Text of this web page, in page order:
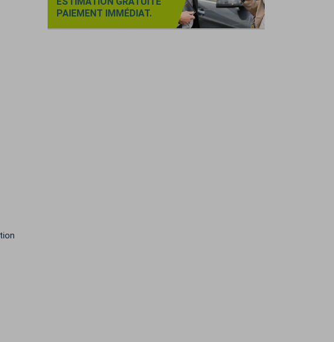
PAIEMENT IMMÉDIAT.